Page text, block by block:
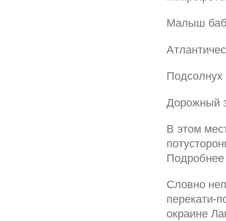
Малыш
Подсолнух
Дорожный
В этом
Подробнее
Словно
перекати-
окраине